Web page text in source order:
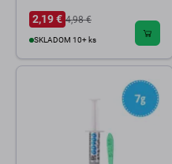
2,19 € 4,98 €
SKLADOM 10+ ks